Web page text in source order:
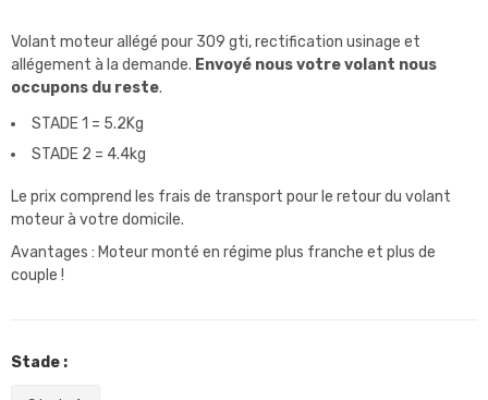
Volant moteur allégé pour 309 gti, rectification usinage et
allégement à la demande. Envoyé nous votre volant nous
occupons du reste.
STADE 1 = 5.2Kg
STADE 2 = 4.4kg
Le prix comprend les frais de transport pour le retour du volant
moteur à votre domicile.
Avantages : Moteur monté en régime plus franche et plus de
couple !
Stade :